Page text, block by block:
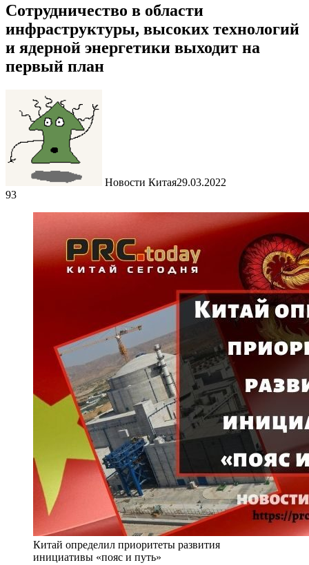
Сотрудничество в области
инфраструктуры, высоких технологий
и ядерной энергетики выходит на
первый план
Новости Китая29.03.2022
93
Китай определил приоритеты развития
инициативы «пояс и путь»